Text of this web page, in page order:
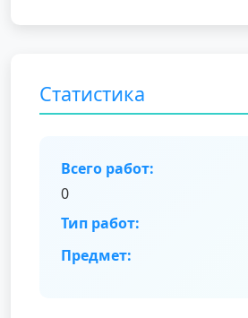
Статистика
Всего работ:
0
Тип работ:
Предмет: